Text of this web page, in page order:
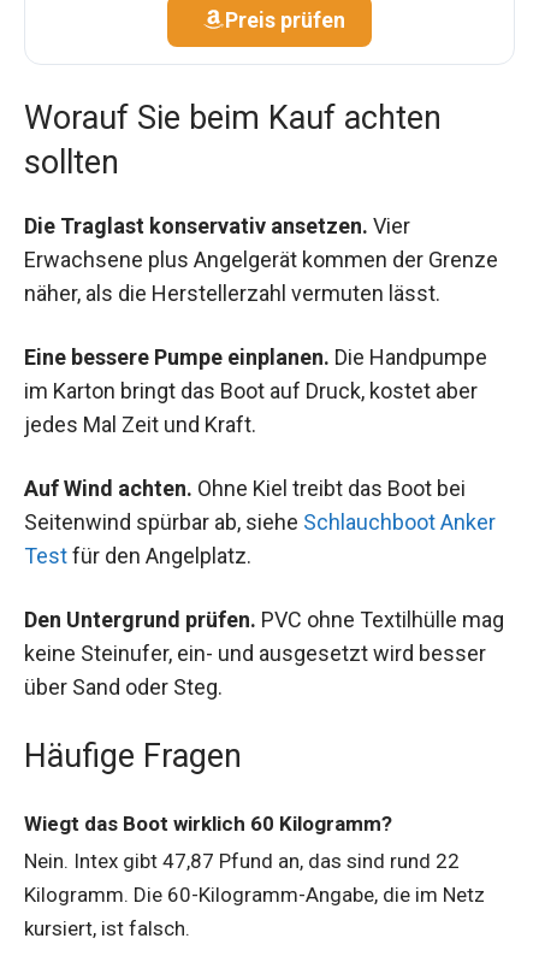
Preis prüfen
Worauf Sie beim Kauf achten
sollten
Die Traglast konservativ ansetzen. Vier
Erwachsene plus Angelgerät kommen der Grenze
näher, als die Herstellerzahl vermuten lässt.
Eine bessere Pumpe einplanen. Die Handpumpe
im Karton bringt das Boot auf Druck, kostet aber
jedes Mal Zeit und Kraft.
Auf Wind achten. Ohne Kiel treibt das Boot bei
Seitenwind spürbar ab, siehe Schlauchboot Anker
Testfür den Angelplatz.
Den Untergrund prüfen. PVC ohne Textilhülle mag
keine Steinufer, ein- und ausgesetzt wird besser
über Sand oder Steg.
Häufige Fragen
Wiegt das Boot wirklich 60 Kilogramm?
Nein. Intex gibt 47,87 Pfund an, das sind rund 22
Kilogramm. Die 60-Kilogramm-Angabe, die im Netz
kursiert, ist falsch.